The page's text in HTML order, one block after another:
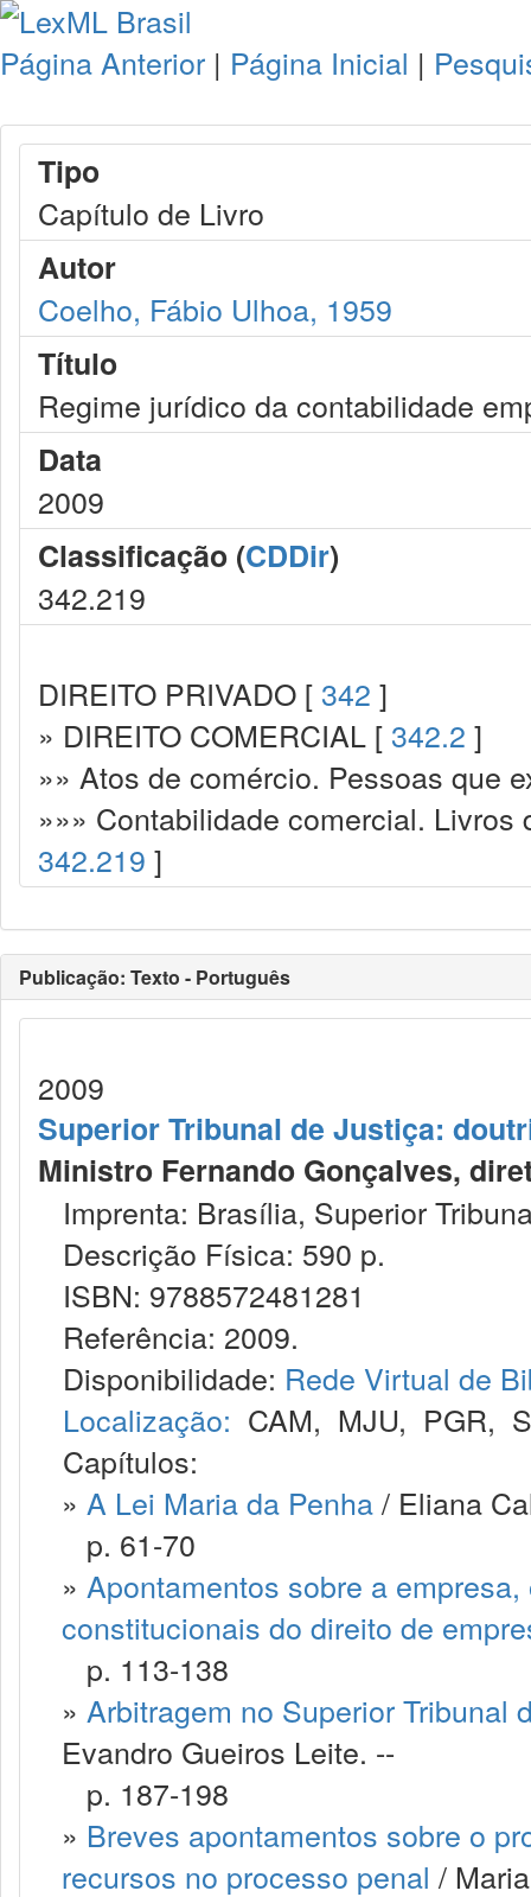
Página Anterior | Página Inicial |
Tipo
Capítulo de Livro
Autor
Coelho, Fábio Ulhoa, 1959
Título
Regime jurídico da contabilidade
Data
2009
Classificação (CDDir)
342.219
DIREITO PRIVADO [ 342 ]
» DIREITO COMERCIAL [ 342.2 ]
»» Atos de comércio. Pessoas que
»»» Contabilidade comercial.
342.219 ]
Publicação: Texto - Português
2009
Superior Tribunal de Justiça:
Ministro Fernando Gonçalves,
Imprenta: Brasília, Superior
Descrição Física: 590 p.
ISBN: 9788572481281
Referência: 2009.
Disponibilidade: Rede Virtual de
Localização: CAM, MJU, PGR,
Capítulos:
» A Lei Maria da Penha/ Eliana
p. 61-70
» Apontamentos sobre a
constitucionais do direito de
p. 113-138
» Arbitragem no Superior
Evandro Gueiros Leite. --
p. 187-198
» Breves apontamentos sobre o
recursos no processo penal /